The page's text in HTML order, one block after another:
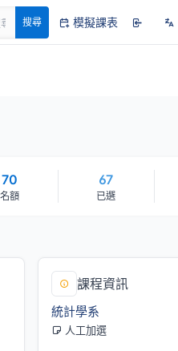
搜尋 模擬課表
70
名額
67
已選
課程資訊
統計學系
人工加選